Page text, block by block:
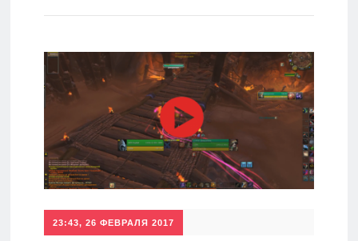
Мобильное
Культовые
23:43, 26 ФЕВРАЛЯ 2017